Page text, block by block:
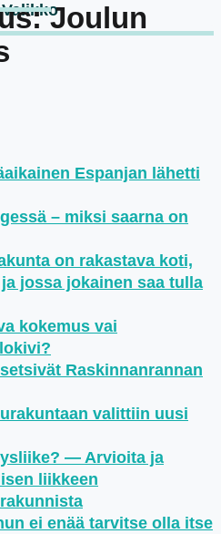
Joulun
Espanjan lähetti
– miksi saarna on
on rakastava koti,
jossa jokainen saa tulla
kokemus vai
Raskinnanrannan
valittiin uusi
— Arvioita ja
liikkeen
ei enää tarvitse olla itse